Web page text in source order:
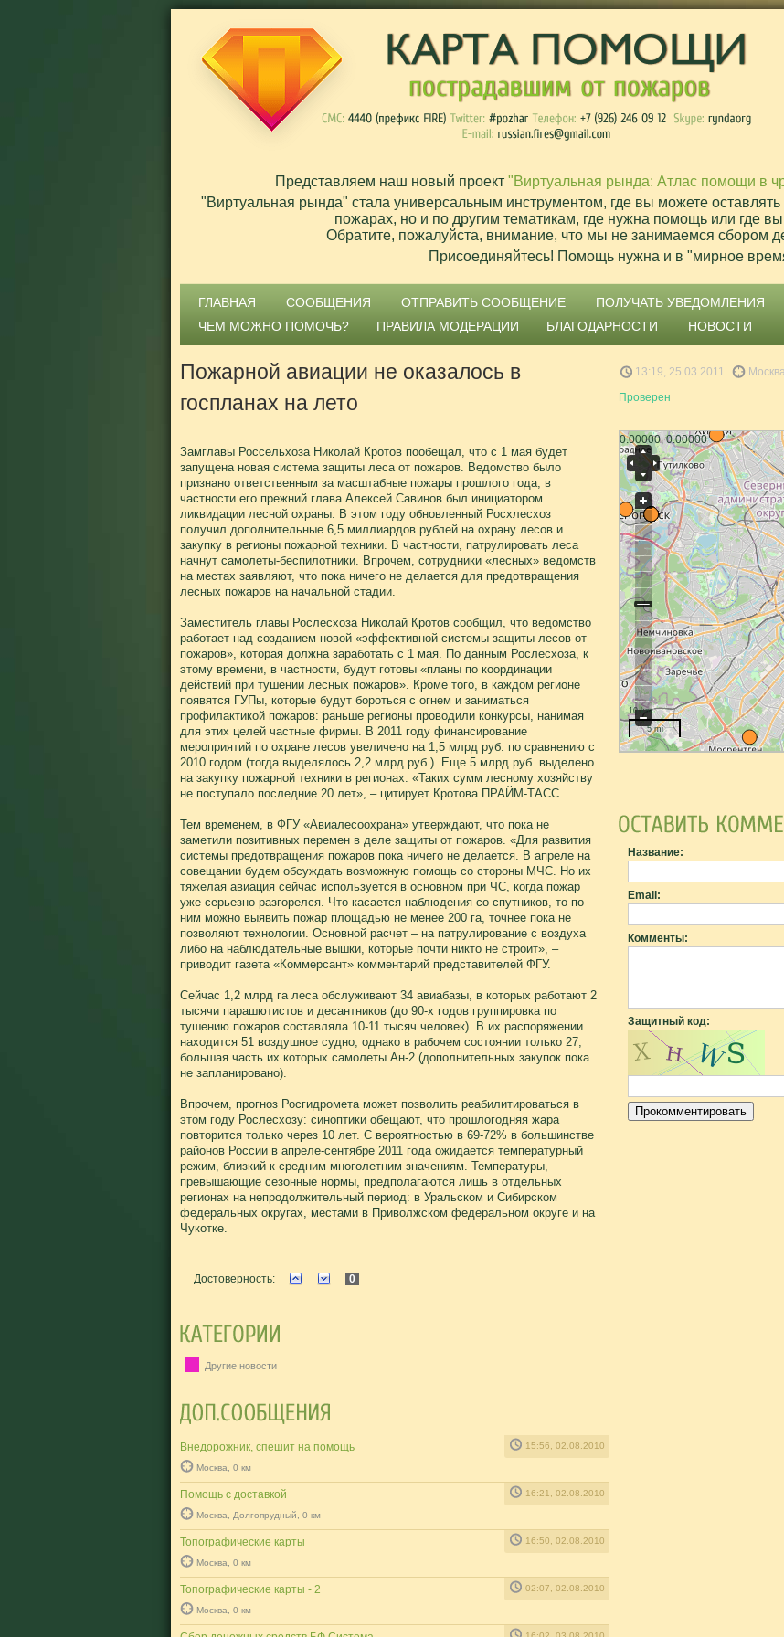
Представляем наш новый проект "Виртуальная рында: Атлас помощи в
"Виртуальная рында" стала универсальным инструментом, где вы можете
пожарах, но и по другим тематикам, где нужна помощь или где
Обратите, пожалуйста, внимание, что мы не занимаемся сбором
Присоединяйтесь! Помощь нужна и в "мирное
ГЛАВНАЯ СООБЩЕНИЯ ОТПРАВИТЬ СООБЩЕНИЕ ПОЛУЧАТЬ УВЕДОМЛЕНИЯ
ЧЕМ МОЖНО ПОМОЧЬ?
ПРАВИЛА МОДЕРАЦИИ БЛАГОДАРНОСТИ НОВОСТИ
Пожарной авиации не оказалось в
госпланах на лето
Замглавы Россельхоза Николай Кротов пообещал, что с 1 мая будет
запущена новая система защиты леса от пожаров. Ведомство было
признано ответственным за масштабные пожары прошлого года, в
частности его прежний глава Алексей Савинов был инициатором
ликвидации лесной охраны. В этом году обновленный Росхлесхоз
получил дополнительные 6,5 миллиардов рублей на охрану лесов и
закупку в регионы пожарной техники. В частности, патрулировать леса
начнут самолеты-беспилотники. Впрочем, сотрудники «лесных» ведомств
на местах заявляют, что пока ничего не делается для предотвращения
лесных пожаров на начальной стадии.
Заместитель главы Рослесхоза Николай Кротов сообщил, что ведомство
работает над созданием новой «эффективной системы защиты лесов от
пожаров», которая должна заработать с 1 мая. По данным Рослесхоза, к
этому времени, в частности, будут готовы «планы по координации
действий при тушении лесных пожаров». Кроме того, в каждом регионе
появятся ГУПы, которые будут бороться с огнем и заниматься
профилактикой пожаров: раньше регионы проводили конкурсы, нанимая
для этих целей частные фирмы. В 2011 году финансирование
мероприятий по охране лесов увеличено на 1,5 млрд руб. по сравнению с
2010 годом (тогда выделялось 2,2 млрд руб.). Еще 5 млрд руб. выделено
на закупку пожарной техники в регионах. «Таких сумм лесному хозяйству
не поступало последние 20 лет», – цитирует Кротова ПРАЙМ-ТАСС
Тем временем, в ФГУ «Авиалесоохрана» утверждают, что пока не
заметили позитивных перемен в деле защиты от пожаров. «Для развития
системы предотвращения пожаров пока ничего не делается. В апреле на
совещании будем обсуждать возможную помощь со стороны МЧС. Но их
тяжелая авиация сейчас используется в основном при ЧС, когда пожар
уже серьезно разгорелся. Что касается наблюдения со спутников, то по
ним можно выявить пожар площадью не менее 200 га, точнее пока не
позволяют технологии. Основной расчет – на патрулирование с воздуха
либо на наблюдательные вышки, которые почти никто не строит», –
приводит газета «Коммерсант» комментарий представителей ФГУ.
Сейчас 1,2 млрд га леса обслуживают 34 авиабазы, в которых работают 2
тысячи парашютистов и десантников (до 90-х годов группировка по
тушению пожаров составляла 10-11 тысяч человек). В их распоряжении
находится 51 воздушное судно, однако в рабочем состоянии только 27,
большая часть их которых самолеты Ан-2 (дополнительных закупок пока
не запланировано).
Впрочем, прогноз Росгидромета может позволить реабилитироваться в
этом году Рослесхозу: синоптики обещают, что прошлогодняя жара
повторится только через 10 лет. С вероятностью в 69-72% в большинстве
районов России в апреле-сентябре 2011 года ожидается температурный
режим, близкий к средним многолетним значениям. Температуры,
превышающие сезонные нормы, предполагаются лишь в отдельных
регионах на непродолжительный период: в Уральском и Сибирском
федеральных округах, местами в Приволжском федеральном округе и на
Чукотке.
Достоверность: 0
Другие новости
Внедорожник, спешит на помощь 15:56, 02.08.2010
Москва, 0 км
Помощь с доставкой 16:21, 02.08.2010
Москва, Долгопрудный, 0 км
Топографические карты 16:50, 02.08.2010
Москва, 0 км
Топографические карты - 2 02:07, 02.08.2010
Москва, 0 км
13:19, 25.03.2011
Проверен
0.00000, 0.00000
10 km
5 mi
Название:
Email:
Комменты:
Защитный код: